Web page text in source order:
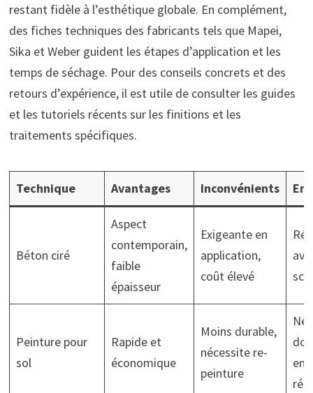
restant fidèle à l’esthétique globale. En complément,
des fiches techniques des fabricants tels que Mapei,
Sika et Weber guident les étapes d’application et les
temps de séchage. Pour des conseils concrets et des
retours d’expérience, il est utile de consulter les guides
et les tutoriels récents sur les finitions et les
traitements spécifiques.
Technique Avantages Inconvénients
Béton ciré
Aspect
contemporain,
faible
épaisseur
Exigeante en
application,
coût élevé
Peinture pour
sol
Rapide et
économique
Moins durable,
nécessite re-
peinture